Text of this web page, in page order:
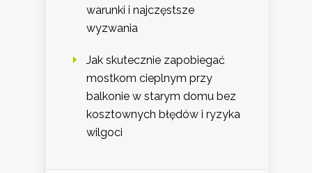
warunki i najczęstsze
wyzwania
Jak skutecznie zapobiegać
mostkom cieplnym przy
balkonie w starym domu bez
kosztownych błędów i ryzyka
wilgoci